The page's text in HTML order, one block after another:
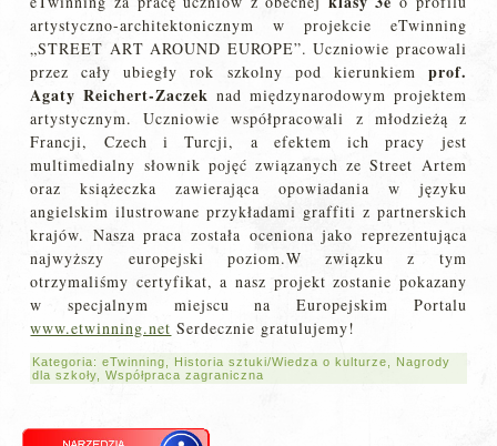
artystyczno-architektonicznym w projekcie eTwinning
„STREET ART AROUND EUROPE”. Uczniowie pracowali
przez cały ubiegły rok szkolny pod kierunkiem prof.
Agaty Reichert-Zaczek nad międzynarodowym projektem
artystycznym. Uczniowie współpracowali z młodzieżą z
Francji, Czech i Turcji, a efektem ich pracy jest
multimedialny słownik pojęć związanych ze Street Artem
oraz książeczka zawierająca opowiadania w języku
angielskim ilustrowane przykładami graffiti z partnerskich
krajów. Nasza praca została oceniona jako reprezentująca
najwyższy europejski poziom.W związku z tym
otrzymaliśmy certyfikat, a nasz projekt zostanie pokazany
w specjalnym miejscu na Europejskim Portalu
www.etwinning.net Serdecznie gratulujemy!
Kategoria:eTwinning, Historia sztuki/Wiedza o kulturze, Nagrody
dla szkoły,Współpraca zagraniczna